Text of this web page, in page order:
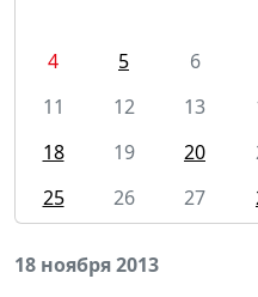
4
5 6
11
12 13
18
19 20
25
26 27
18 ноября 2013